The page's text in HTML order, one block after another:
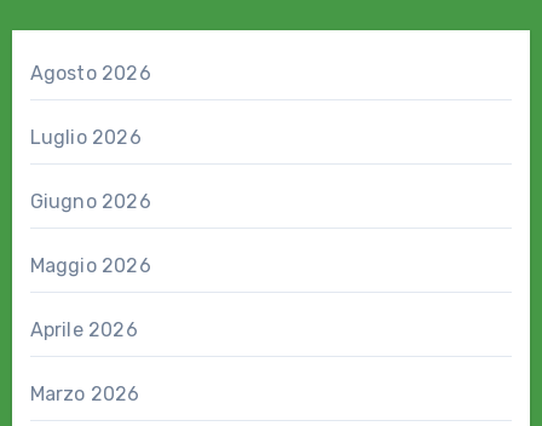
Agosto 2026
Luglio 2026
Giugno 2026
Maggio 2026
Aprile 2026
Marzo 2026